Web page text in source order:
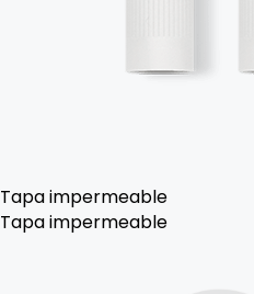
Tapa impermeable
Tapa impermeable